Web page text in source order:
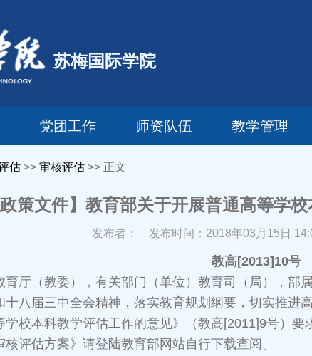
苏梅国际学院
党团工作 师资队伍 教学管理
估>> 审核评估>> 正文
政策文件】教育部关于开展普通高等学
发布者： 发布时间：2018年03月15日
教高[2013]10号
厅（教委），有关部门（单位）教育司（局），部
届三中全会精神，落实教育规划纲要，切实推进
校本科教学评估工作的意见》（教高[2011]9号）
评估方案》请登陆教育部网站自行下载查阅。